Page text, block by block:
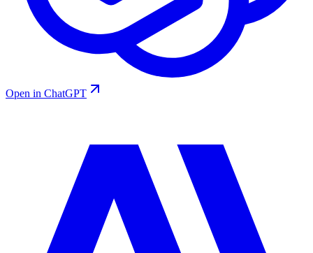
Open in ChatGPT